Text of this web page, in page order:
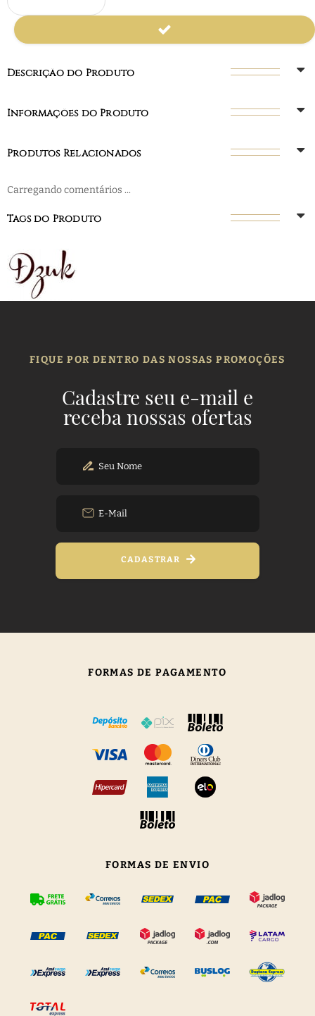
Descrição do Produto
Informações do Produto
Produtos Relacionados
Carregando comentários ...
Tags do Produto
FIQUE POR DENTRO DAS NOSSAS PROMOÇÕES
Cadastre seu e-mail e
receba nossas ofertas
CADASTRAR
FORMAS DE PAGAMENTO
FORMAS DE ENVIO